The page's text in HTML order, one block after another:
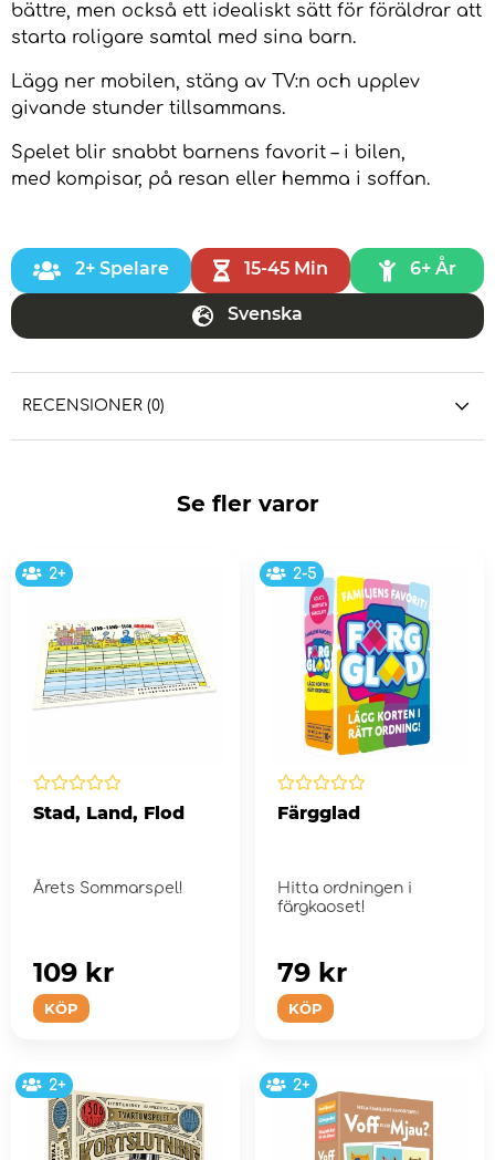
bättre, men också ett idealiskt sätt för föräldrar att
starta roligare samtal med sina barn.
Lägg ner mobilen, stäng av TV:n och upplev
givande stunder tillsammans.
Spelet blir snabbt barnens favorit – i bilen,
med kompisar, på resan eller hemma i soffan.
2+ Spelare 15-45 Min 6+ År
Svenska
RECENSIONER (0)
Se fler varor
2+
Stad, Land, Flod
Årets Sommarspel!
KÖP
109 kr
2-5
Färgglad
Hitta ordningen i
färgkaoset!
KÖP
79 kr
2+ 2+